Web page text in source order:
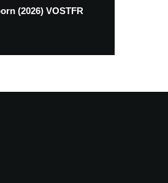
(2026) VOSTFR